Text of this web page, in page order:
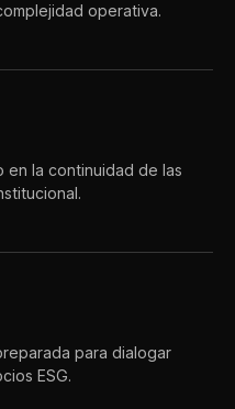
operativa.
en la continuidad de las
para dialogar
ESG.